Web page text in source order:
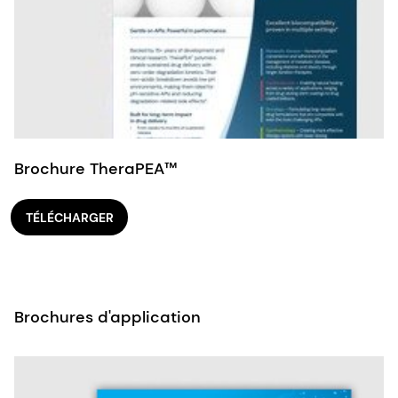
Brochure TheraPEA™
TÉLÉCHARGER
Brochures d'application